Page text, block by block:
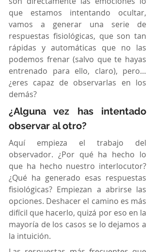
que estamos intentando ocultar,
vamos a generar una serie de
respuestas fisiológicas, que son tan
rápidas y automáticas que no las
podemos frenar (salvo que te hayas
entrenado para ello, claro), pero…
¿eres capaz de observarlas en los
demás?
¿Alguna vez has intentado
observar al otro?
Aquí empieza el trabajo del
observador. ¿Por qué ha hecho lo
que ha hecho nuestro interlocutor?
¿Qué ha generado esas respuestas
fisiológicas? Empiezan a abrirse las
opciones. Deshacer el camino es más
difícil que hacerlo, quizá por eso en la
mayoría de los casos se lo dejamos a
la intuición.